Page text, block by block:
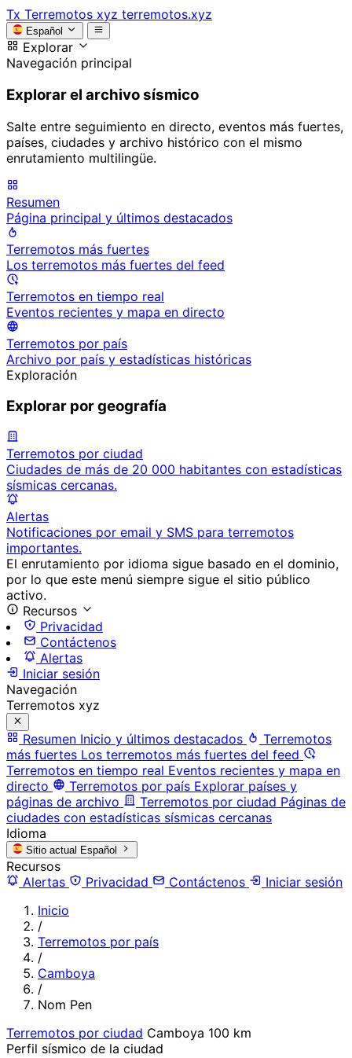
Tx Terremotos xyz terremotos.xyz
Español
Explorar
Navegación principal
Explorar el archivo sísmico
Salte entre seguimiento en directo, eventos más fuertes,
países, ciudades y archivo histórico con el mismo
enrutamiento multilingüe.
Resumen
Página principal y últimos destacados
Terremotos más fuertes
Los terremotos más fuertes del feed
Terremotos en tiempo real
Eventos recientes y mapa en directo
Terremotos por país
Archivo por país y estadísticas históricas
Exploración
Explorar por geografía
Terremotos por ciudad
Ciudades de más de 20 000 habitantes con estadísticas
sísmicas cercanas.
Alertas
Notificaciones por email y SMS para terremotos
importantes.
El enrutamiento por idioma sigue basado en el dominio,
por lo que este menú siempre sigue el sitio público
activo.
Recursos
Privacidad
Contáctenos
Alertas
Iniciar sesión
Navegación
Terremotos xyz
Resumen Inicio y últimos destacados
Terremotos
más fuertes Los terremotos más fuertes del feed
Terremotos en tiempo real Eventos recientes y mapa en
directo
Terremotos por país Explorar países y
páginas de archivo
Terremotos por ciudad Páginas de
ciudades con estadísticas sísmicas cercanas
Idioma
Sitio actual Español
Recursos
Alertas
Privacidad Contáctenos
Iniciar sesión
Inicio
/
Terremotos por país
/
Camboya
/
Nom Pen
Terremotos por ciudad Camboya 100 km
Perfil sísmico de la ciudad